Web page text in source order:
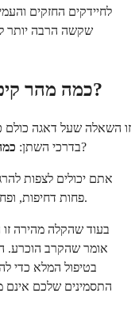
לחיידקים החזקים
שקשה הרבה יותר
כמה מהר קיפלקס עובד לזיהום בדרכי השתן?
זו השאלה שעל דאגה כולם
בדרכי השתן:?
אתם יכולים לצפות
פחות דחיפות,מתחילת הטיפול.
בעוד שהקלה מהירה זו
אומר שהקרב הוכרע.
בטיפול המלא כדי